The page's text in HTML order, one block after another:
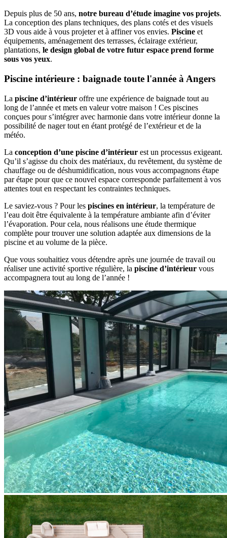
Depuis plus de 50 ans, notre bureau d’étude imagine vos projets.
La conception des plans techniques, des plans cotés et des visuels
3D vous aide à vous projeter et à affiner vos envies. Piscine et
équipements, aménagement des terrasses, éclairage extérieur,
plantations, le design global de votre futur espace prend forme
sous vos yeux.
Piscine intérieure : baignade toute l'année à Angers
La piscine d’intérieur offre une expérience de baignade tout au
long de l’année et mets en valeur votre maison ! Ces piscines
conçues pour s’intégrer avec harmonie dans votre intérieur donne la
possibilité de nager tout en étant protégé de l’extérieur et de la
météo.
La conception d’une piscine d’intérieur est un processus exigeant.
Qu’il s’agisse du choix des matériaux, du revêtement, du système de
chauffage ou de déshumidification, nous vous accompagnons étape
par étape pour que ce nouvel espace corresponde parfaitement à vos
attentes tout en respectant les contraintes techniques.
Le saviez-vous ? Pour les piscines en intérieur, la température de
l’eau doit être équivalente à la température ambiante afin d’éviter
l’évaporation. Pour cela, nous réalisons une étude thermique
complète pour trouver une solution adaptée aux dimensions de la
piscine et au volume de la pièce.
Que vous souhaitiez vous détendre après une journée de travail ou
réaliser une activité sportive régulière, la piscine d’intérieur vous
accompagnera tout au long de l’année !